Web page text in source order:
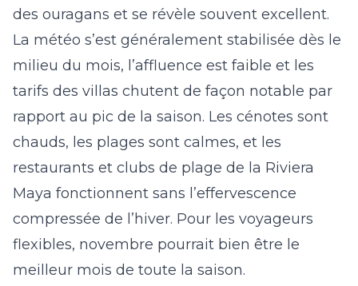
des ouragans et se révèle souvent excellent.
La météo s’est généralement stabilisée dès le
milieu du mois, l’affluence est faible et les
tarifs des villas chutent de façon notable par
rapport au pic de la saison. Les cénotes sont
chauds, les plages sont calmes, et les
restaurants et clubs de plage de la Riviera
Maya fonctionnent sans l’effervescence
compressée de l’hiver. Pour les voyageurs
flexibles, novembre pourrait bien être le
meilleur mois de toute la saison.